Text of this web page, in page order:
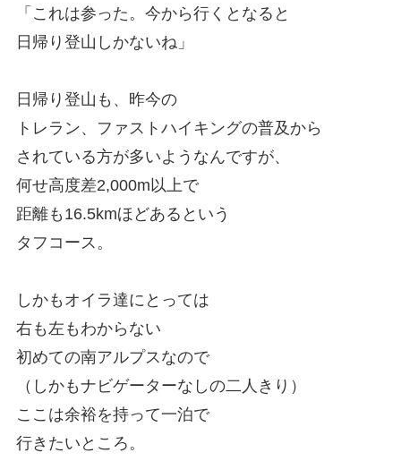
「これは参った。今から行くとなると
日帰り登山しかないね」
日帰り登山も、昨今の
トレラン、ファストハイキングの普及から
されている方が多いようなんですが、
何せ高度差2,000m以上で
距離も16.5kmほどあるという
タフコース。
しかもオイラ達にとっては
右も左もわからない
初めての南アルプスなので
（しかもナビゲーターなしの二人きり）
ここは余裕を持って一泊で
行きたいところ。